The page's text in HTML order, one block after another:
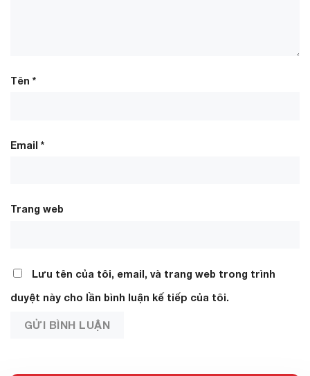
Tên *
Email *
Trang web
Lưu tên của tôi, email, và trang web trong trình
duyệt này cho lần bình luận kế tiếp của tôi.